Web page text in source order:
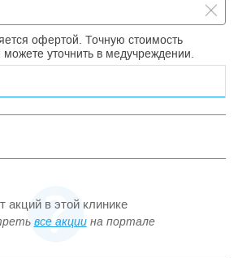
офертой. Точную стоимость
можете уточнить в медучреждении.
акций в этой клинике
все акциина портале